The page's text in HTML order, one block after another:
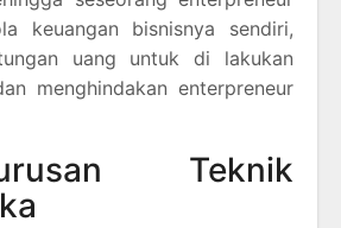
keuangan bisnisnya sendiri,
uang untuk di lakukan
menghindakan enterpreneur
Teknik